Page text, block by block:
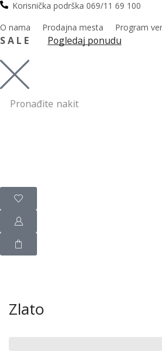
Korisnička podrška 069/11 69 100
O nama Prodajna mesta Program
S A L E Pogledaj ponudu
Pronađite nakit
Zlato